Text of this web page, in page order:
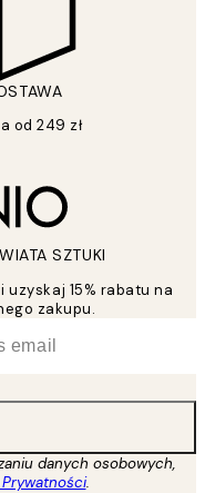
od 249 zł
SZTUKI
15% rabatu na
zakupu.
danych osobowych,
.